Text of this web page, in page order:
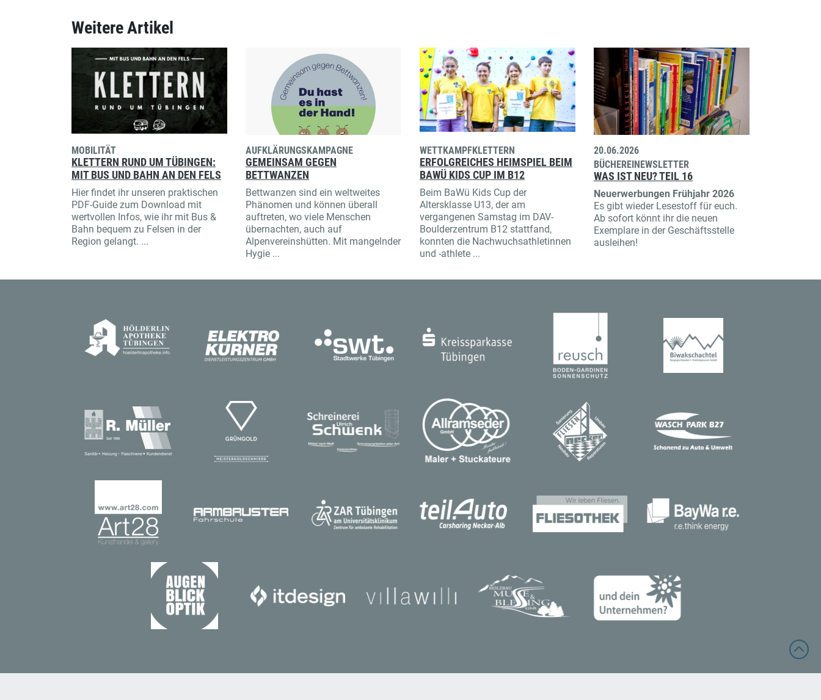
Weitere Artikel
MOBILITÄT
KLETTERN RUND UM TÜBINGEN:
MIT BUS UND BAHN AN DEN FELS
Hier findet ihr unseren praktischen
PDF-Guide zum Download mit
wertvollen Infos, wie ihr mit Bus &
Bahn bequem zu Felsen in der
Region gelangt. ...
AUFKLÄRUNGSKAMPAGNE
GEMEINSAM GEGEN
BETTWANZEN
Bettwanzen sind ein weltweites
Phänomen und können überall
auftreten, wo viele Menschen
übernachten, auch auf
Alpenvereinshütten. Mit mangelnder
Hygie ...
WETTKAMPFKLETTERN
ERFOLGREICHES HEIMSPIEL BEIM
BAWÜ KIDS CUP IM B12
Beim BaWü Kids Cup der
Altersklasse U13, der am
vergangenen Samstag im DAV-
Boulderzentrum B12 stattfand,
konnten die Nachwuchsathletinnen
und -athlete ...
20.06.2026
BÜCHEREINEWSLETTER
WAS IST NEU? TEIL 16
Neuerwerbungen Frühjahr 2026
Es gibt wieder Lesestoff für euch.
Ab sofort könnt ihr die neuen
Exemplare in der Geschäftsstelle
ausleihen!